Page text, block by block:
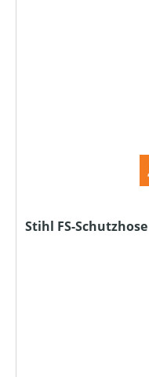
Stihl FS-